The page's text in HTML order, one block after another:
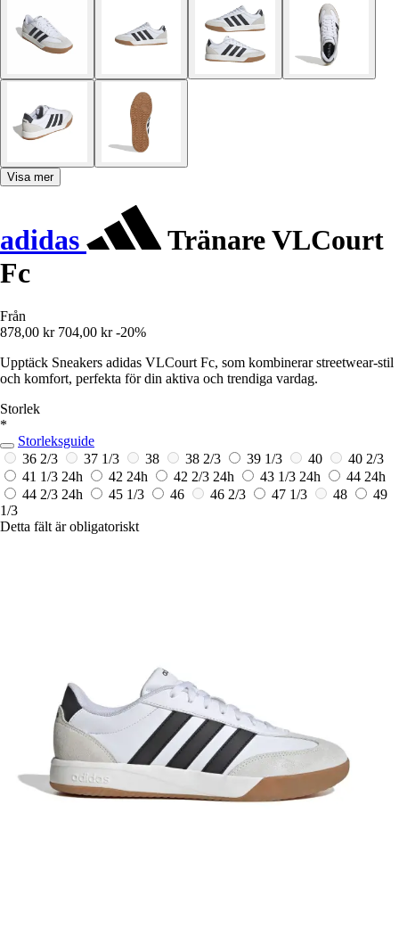
Visa mer
adidas
Tränare VLCourt
Fc
Från
878,00 kr 704,00 kr -20%
Upptäck Sneakers adidas VLCourt Fc, som kombinerar streetwear-stil
och komfort, perfekta för din aktiva och trendiga vardag.
Storlek
*
Storleksguide
36 2/3
37 1/3 38 38 2/3 39 1/3 40
40 2/3
41 1/3 24h 42 24h 42 2/3 24h 43 1/3 24h 44 24h
44 2/3 24h 45 1/3 46 46 2/3 47 1/3 48
49
1/3
Detta fält är obligatoriskt